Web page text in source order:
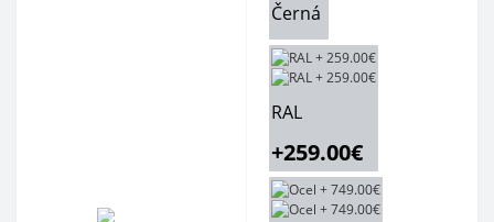
Černá
RAL
+259.00€